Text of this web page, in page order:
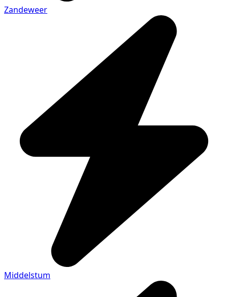
Zandeweer
Middelstum